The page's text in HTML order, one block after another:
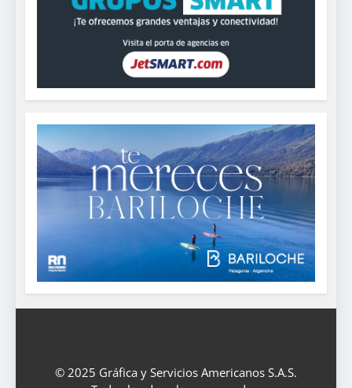
© 2025 Gráfica y Servicios Americanos S.A.S.